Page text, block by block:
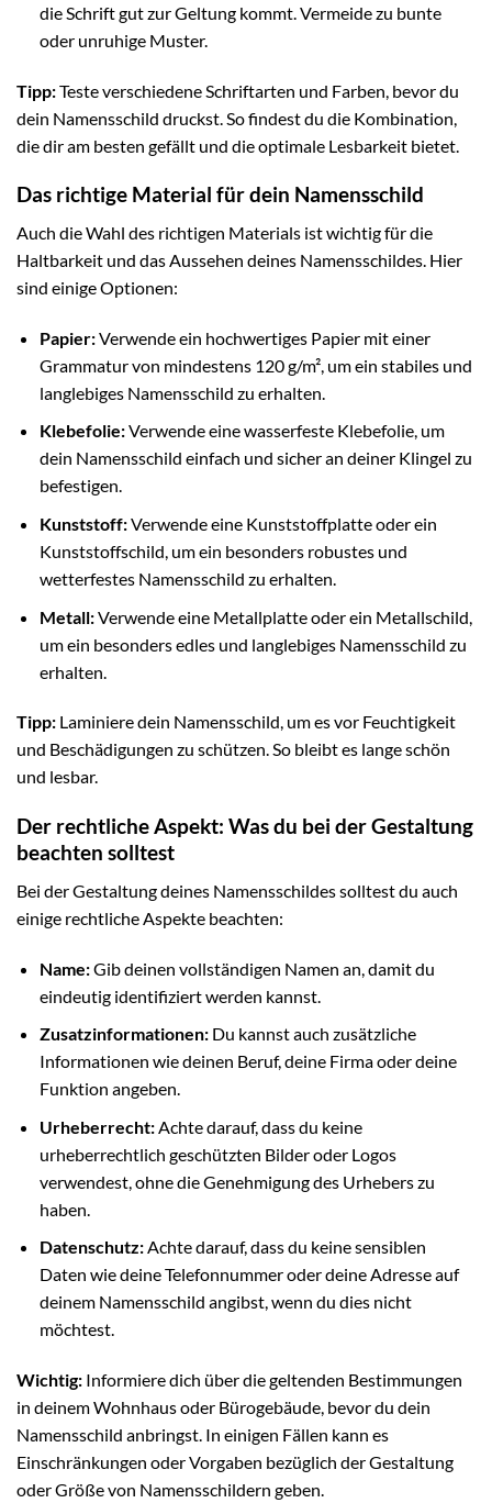
die Schrift gut zur Geltung kommt. Vermeide zu bunte
oder unruhige Muster.
Tipp:Teste verschiedene Schriftarten und Farben, bevor du
dein Namensschild druckst. So findest du die Kombination,
die dir am besten gefällt und die optimale Lesbarkeit bietet.
Das richtige Material für dein Namensschild
Auch die Wahl des richtigen Materials ist wichtig für die
Haltbarkeit und das Aussehen deines Namensschildes. Hier
sind einige Optionen:
Papier:Verwende ein hochwertiges Papier mit einer
Grammatur von mindestens 120 g/m², um ein stabiles und
langlebiges Namensschild zu erhalten.
Klebefolie:Verwende eine wasserfeste Klebefolie, um
dein Namensschild einfach und sicher an deiner Klingel zu
befestigen.
Kunststoff:Verwende eine Kunststoffplatte oder ein
Kunststoffschild, um ein besonders robustes und
wetterfestes Namensschild zu erhalten.
Metall:Verwende eine Metallplatte oder ein Metallschild,
um ein besonders edles und langlebiges Namensschild zu
erhalten.
Tipp: Laminiere dein Namensschild, um es vor Feuchtigkeit
und Beschädigungen zu schützen. So bleibt es lange schön
und lesbar.
Der rechtliche Aspekt: Was du bei der Gestaltung
beachten solltest
Bei der Gestaltung deines Namensschildes solltest du auch
einige rechtliche Aspekte beachten:
Name:Gib deinen vollständigen Namen an, damit du
eindeutig identifiziert werden kannst.
Zusatzinformationen:Du kannst auch zusätzliche
Informationen wie deinen Beruf, deine Firma oder deine
Funktion angeben.
Urheberrecht:Achte darauf, dass du keine
urheberrechtlich geschützten Bilder oder Logos
verwendest, ohne die Genehmigung des Urhebers zu
haben.
Datenschutz:Achte darauf, dass du keine sensiblen
Daten wie deine Telefonnummer oder deine Adresse auf
deinem Namensschild angibst, wenn du dies nicht
möchtest.
Wichtig: Informiere dich über die geltenden Bestimmungen
in deinem Wohnhaus oder Bürogebäude, bevor du dein
Namensschild anbringst. In einigen Fällen kann es
Einschränkungen oder Vorgaben bezüglich der Gestaltung
oder Größe von Namensschildern geben.